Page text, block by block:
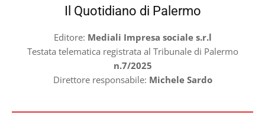
Il Quotidiano di Palermo
Editore: Mediali Impresa sociale s.r.l
Testata telematica registrata al Tribunale di Palermo
n.7/2025
Direttore responsabile: Michele Sardo